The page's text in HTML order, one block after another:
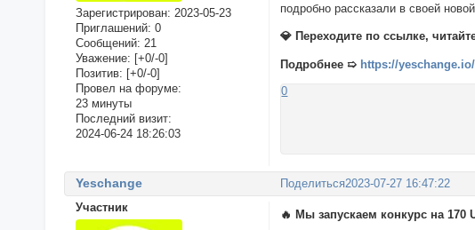
Зарегистрирован: 2023-05-23
Приглашений: 0
Сообщений: 21
Уважение: [+0/-0]
Позитив: [+0/-0]
Провел на форуме:
23 минуты
Последний визит:
2024-06-24 18:26:03
подробно рассказали в своей
💎 Переходите по ссылке,
Подробнее ➯ https://
0
Поделиться2023-07-27 16:47:22
Yeschange
Участник
🔥 Мы запускаем конкурс на 170